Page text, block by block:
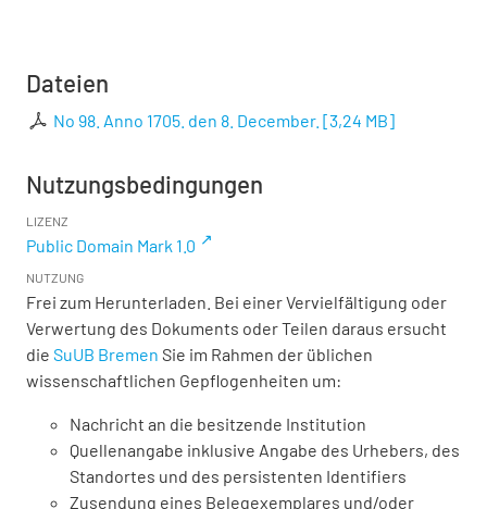
Dateien
No 98. Anno 1705. den 8. December. [3,24 MB]
Nutzungsbedingungen
LIZENZ
Public Domain Mark 1.0
NUTZUNG
Frei zum Herunterladen. Bei einer Vervielfältigung oder
Verwertung des Dokuments oder Teilen daraus ersucht
die SuUB Bremen Sie im Rahmen der üblichen
wissenschaftlichen Gepflogenheiten um:
Nachricht an die besitzende Institution
Quellenangabe inklusive Angabe des Urhebers, des
Standortes und des persistenten Identifiers
Zusendung eines Belegexemplares und/oder